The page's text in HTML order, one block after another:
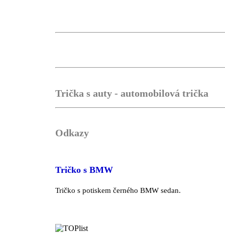
Trička s auty - automobilová trička
Odkazy
Tričko s BMW
Tričko s potiskem černého BMW sedan.